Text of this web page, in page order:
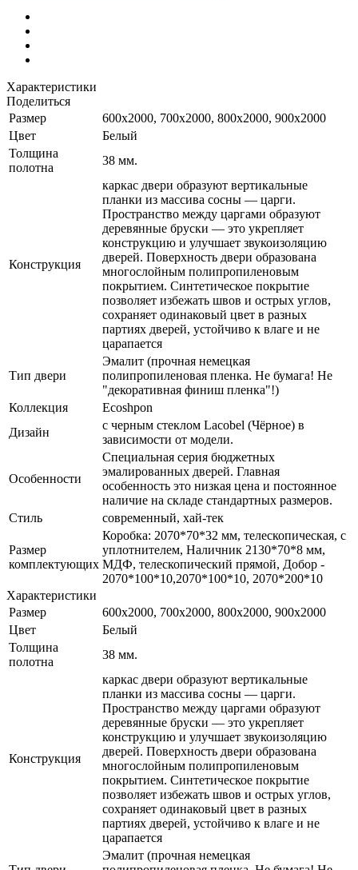
Характеристики
Поделиться
Размер
600x2000, 700x2000, 800x2000, 900x2000
Цвет
Белый
Толщина
полотна
38 мм.
Конструкция
каркас двери образуют вертикальные
планки из массива сосны — царги.
Пространство между царгами образуют
деревянные бруски — это укрепляет
конструкцию и улучшает звукоизоляцию
дверей. Поверхность двери образована
многослойным полипропиленовым
покрытием. Синтетическое покрытие
позволяет избежать швов и острых углов,
сохраняет одинаковый цвет в разных
партиях дверей, устойчиво к влаге и не
царапается
Тип двери
Эмалит (прочная немецкая
полипропиленовая пленка. Не бумага! Не
"декоративная финиш пленка"!)
Коллекция
Ecoshpon
Дизайн
с черным стеклом Lacobel (Чёрное) в
зависимости от модели.
Особенности
Специальная серия бюджетных
эмалированных дверей. Главная
особенность это низкая цена и постоянное
наличие на складе стандартных размеров.
Стиль
современный, хай-тек
Размер
комплектующих
Коробка: 2070*70*32 мм, телескопическая, с
уплотнителем, Наличник 2130*70*8 мм,
МДФ, телескопический прямой, Добор -
2070*100*10,2070*100*10, 2070*200*10
Характеристики
Размер
600x2000, 700x2000, 800x2000, 900x2000
Цвет
Белый
Толщина
полотна
38 мм.
Конструкция
каркас двери образуют вертикальные
планки из массива сосны — царги.
Пространство между царгами образуют
деревянные бруски — это укрепляет
конструкцию и улучшает звукоизоляцию
дверей. Поверхность двери образована
многослойным полипропиленовым
покрытием. Синтетическое покрытие
позволяет избежать швов и острых углов,
сохраняет одинаковый цвет в разных
партиях дверей, устойчиво к влаге и не
царапается
Эмалит (прочная немецкая